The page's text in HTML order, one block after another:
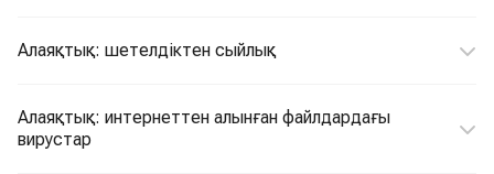
Алаяқтық: шетелдіктен сыйлық
Алаяқтық: интернеттен алынған файлдардағы
вирустар